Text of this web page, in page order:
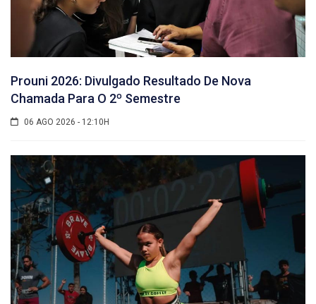
Prouni 2026: Divulgado Resultado De Nova
Chamada Para O 2º Semestre
06 AGO 2026 - 12:10H